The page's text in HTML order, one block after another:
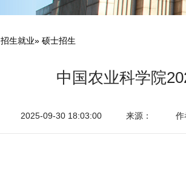
招生就业» 硕士招生
中国农业科学院
2025-09-30 18:03:00 来源： 作